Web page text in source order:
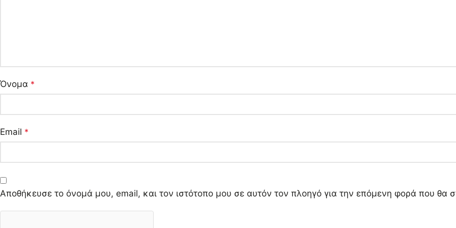
Όνομα *
Email *
Αποθήκευσε το όνομά μου, email, και τον ιστότοπο μου σε αυτόν τον πλοηγό για την επόμενη φορά που θα